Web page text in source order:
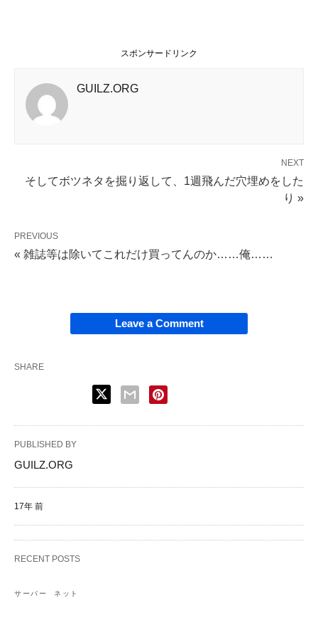
スポンサードリンク
GUILZ.ORG
NEXT
そしてボツネタを掘り返して、1週飛んだ穴埋めをした
り »
PREVIOUS
« 雑誌等は除いてこれだけ買ってんのか……俺……
Leave a Comment
SHARE
PUBLISHED BY
GUILZ.ORG
17年 前
RECENT POSTS
サーバー ネット